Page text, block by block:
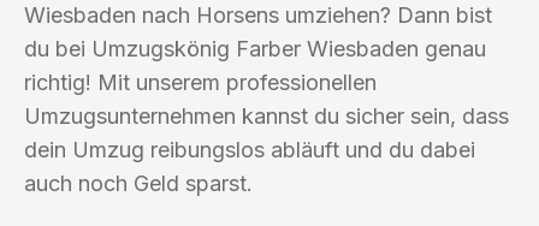
Wiesbaden nach Horsens umziehen? Dann bist
du bei Umzugskönig Farber Wiesbaden genau
richtig! Mit unserem professionellen
Umzugsunternehmen kannst du sicher sein, dass
dein Umzug reibungslos abläuft und du dabei
auch noch Geld sparst.